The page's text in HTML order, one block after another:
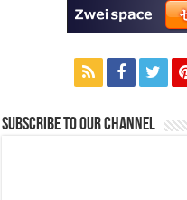
Subscribe to our Channel